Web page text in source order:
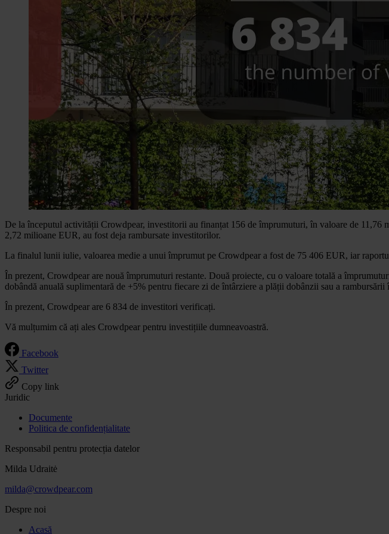
De la începutul activității Crowdpear, investitorii au finanțat 156 de împrumuturi, în valoare de
2,72 milioane EUR, au fost deja rambursate investitorilor.
La finalul lunii iulie, valoarea medie a unui împrumut pe Crowdpear a fost de 75 406 EUR, iar
În prezent, Crowdpear are nouă împrumuturi restante. Două proiecte, cu o valoare totală a
dobândă anuală suplimentară de +5% pentru fiecare zi de întârziere a plății dobânzii sau a
În prezent, Crowdpear are 6 834 de investitori verificați.
Vă mulțumim că ați ales Crowdpear pentru investițiile dumneavoastră.
Facebook
Twitter
Copy link
Juridic
Documente
Politica de confidențialitate
Responsabil pentru protecția datelor
Milda Udraitė
milda@crowdpear.com
Despre noi
Acasă